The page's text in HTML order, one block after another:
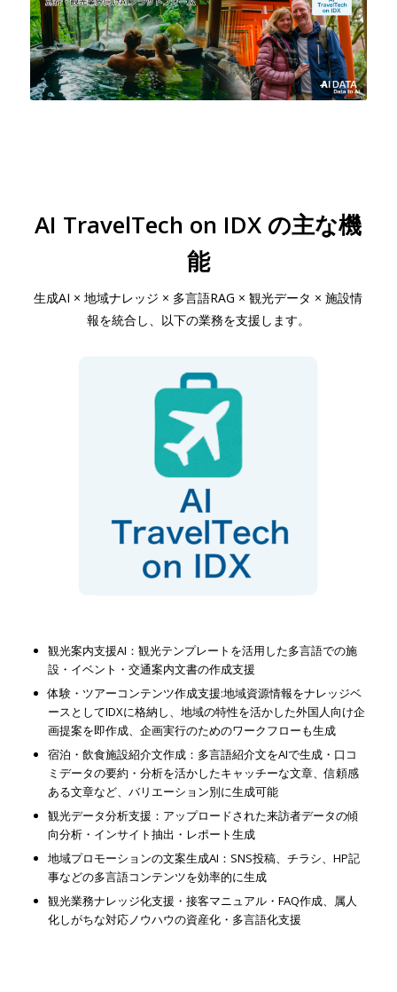
AI TravelTech on IDX の主な機
能
生成AI × 地域ナレッジ × 多言語RAG × 観光データ × 施設情
報を統合し、以下の業務を支援します。
観光案内支援AI：観光テンプレートを活用した多言語での施
設・イベント・交通案内文書の作成支援
体験・ツアーコンテンツ作成支援:地域資源情報をナレッジベ
ースとしてIDXに格納し、地域の特性を活かした外国人向け企
画提案を即作成、企画実行のためのワークフローも生成
宿泊・飲食施設紹介文作成：多言語紹介文をAIで生成・口コ
ミデータの要約・分析を活かしたキャッチーな文章、信頼感
ある文章など、バリエーション別に生成可能
観光データ分析支援：アップロードされた来訪者データの傾
向分析・インサイト抽出・レポート生成
地域プロモーションの文案生成AI：SNS投稿、チラシ、HP記
事などの多言語コンテンツを効率的に生成
観光業務ナレッジ化支援・接客マニュアル・FAQ作成、属人
化しがちな対応ノウハウの資産化・多言語化支援